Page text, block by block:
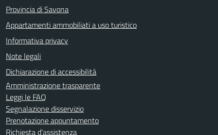
Provincia di Savona
Appartamenti ammobiliati a uso turistico
Informativa privacy
Note legali
Dichiarazione di accessibilità
Amministrazione trasparente
Leggi le FAQ
Segnalazione disservizio
Prenotazione appuntamento
Richiesta d'assistenza